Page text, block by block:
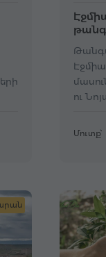
ու
Մուտք՝